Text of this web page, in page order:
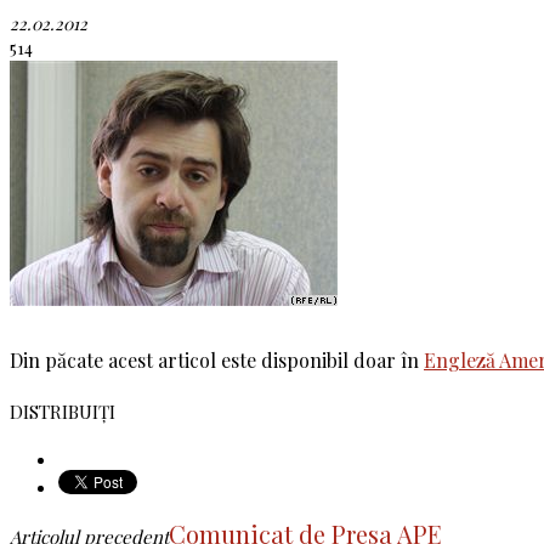
22.02.2012
514
Din păcate acest articol este disponibil doar înEngleză
DISTRIBUIȚI
Articolul precedentComunicat de Presa APE